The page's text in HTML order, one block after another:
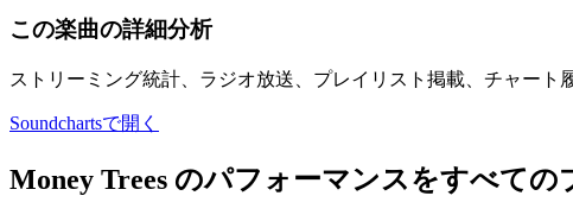
この楽曲の詳細分析
ストリーミング統計、ラジオ放送、プレイリスト掲載、チャート
Soundchartsで開く
Money Trees のパフォーマンスをすべて